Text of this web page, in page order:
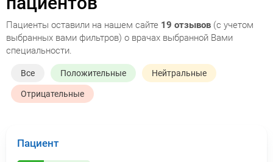
Пациенты оставили на нашем сайте 19 отзывов (с учетом
выбранных вами фильтров) о врачах выбранной Вами
специальности.
Все Положительные Нейтральные
Отрицательные
Пациент